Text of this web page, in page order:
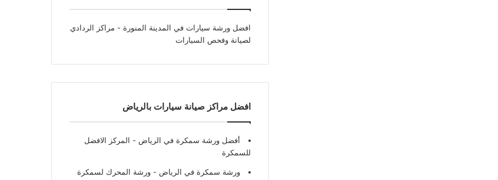
افضل ورشة سيارات في المدينة المنورة - مراكز الردادي
لصيانة وفحص السيارات
افضل مراكز صيانة سيارات بالرياض
أفضل ورشة سمكرة في الرياض - المركز الافضل
للسمكرة
ورشة سمكرة في الرياض - ورشة المحرك لسمكرة